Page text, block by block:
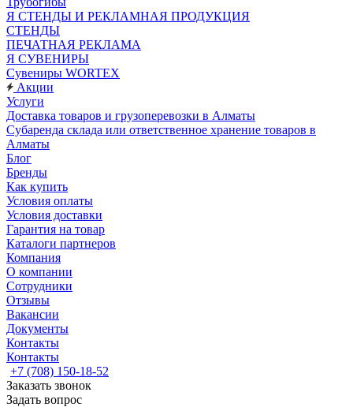
Я СТЕНДЫ И РЕКЛАМНАЯ ПРОДУКЦИЯ
СТЕНДЫ
ПЕЧАТНАЯ РЕКЛАМА
Я СУВЕНИРЫ
Сувениры WORTEX
Акции
Услуги
Доставка товаров и грузоперевозки в Алматы
Субаренда склада или ответственное хранение товаров в
Алматы
Блог
Бренды
Как купить
Условия оплаты
Условия доставки
Гарантия на товар
Каталоги партнеров
Компания
О компании
Сотрудники
Отзывы
Вакансии
Документы
Контакты
Контакты
+7 (708) 150-18-52
Заказать звонок
Задать вопрос